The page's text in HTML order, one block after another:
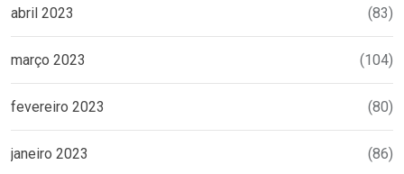
abril 2023 (83)
março 2023 (104)
fevereiro 2023 (80)
janeiro 2023 (86)